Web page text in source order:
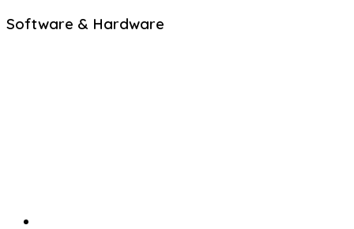
Software & Hardware